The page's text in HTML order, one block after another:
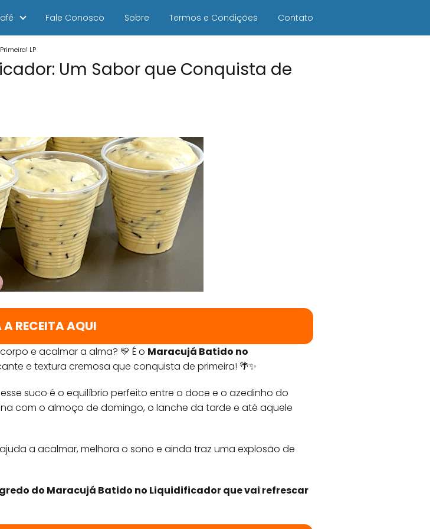
Fale Conosco Sobre Termos e Condições Contato
LP
Um Sabor que Conquista de
RECEITA AQUI
e acalmar a alma? 💛 É o Maracujá Batido no
e textura cremosa que conquista de primeira! 🌴✨
suco é o equilíbrio perfeito entre o doce e o azedinho do
com o almoço de domingo, o lanche da tarde e até aquele
a acalmar, melhora o sono e ainda traz uma explosão de
do Maracujá Batido no Liquidificador que vai refrescar